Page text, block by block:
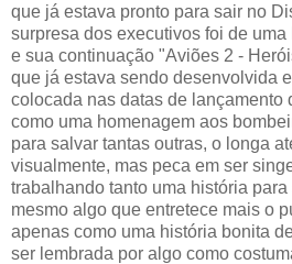
que já estava pronto para sair no
surpresa dos executivos foi de
e sua continuação "Aviões 2 -
que já estava sendo desenvolvida
colocada nas datas de lançamento
como uma homenagem aos
para salvar tantas outras, o longa
visualmente, mas peca em ser
trabalhando tanto uma história
mesmo algo que entretece mais o
apenas como uma história bonita
ser lembrada por algo como